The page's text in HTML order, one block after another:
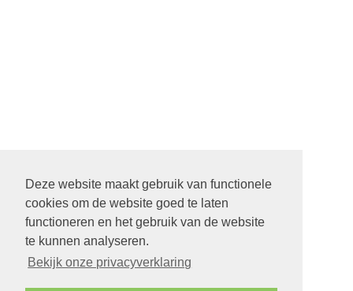
Deze website maakt gebruik van functionele
cookies om de website goed te laten
functioneren en het gebruik van de website
te kunnen analyseren.
Bekijk onze privacyverklaring